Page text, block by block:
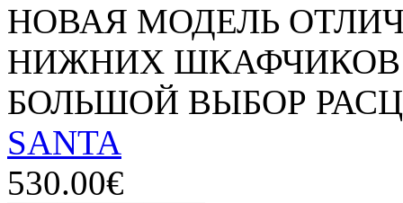
НОВАЯ МОДЕЛЬ
НИЖНИХ ШКАФЧИКОВ
БОЛЬШОЙ ВЫБОР
SANTA
530.00€